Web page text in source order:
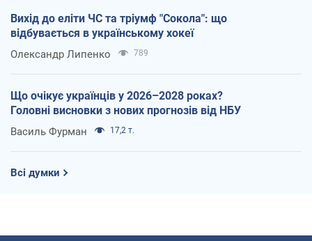
Вихід до еліти ЧС та тріумф "Сокола": що
відбувається в українському хокеї
Олександр Липенко 789
Що очікує українців у 2026–2028 роках?
Головні висновки з нових прогнозів від НБУ
Василь Фурман 17,2 т.
Всі думки